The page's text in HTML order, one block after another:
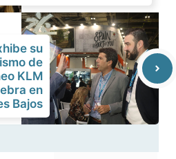
su
de
KLM
en
Bajos